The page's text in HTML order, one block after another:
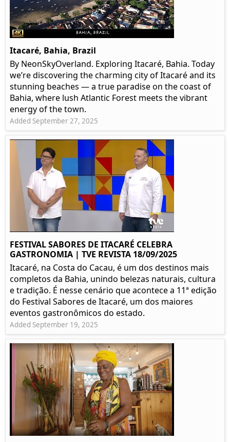
Itacaré, Bahia, Brazil
By NeonSkyOverland. Exploring Itacaré, Bahia. Today
we’re discovering the charming city of Itacaré and its
stunning beaches — a true paradise on the coast of
Bahia, where lush Atlantic Forest meets the vibrant
energy of the town.
Added September 27, 2025
FESTIVAL SABORES DE ITACARÉ CELEBRA
GASTRONOMIA | TVE REVISTA 18/09/2025
Itacaré, na Costa do Cacau, é um dos destinos mais
completos da Bahia, unindo belezas naturais, cultura
e tradição. É nesse cenário que acontece a 11ª edição
do Festival Sabores de Itacaré, um dos maiores
eventos gastronômicos do estado.
Added September 19, 2025